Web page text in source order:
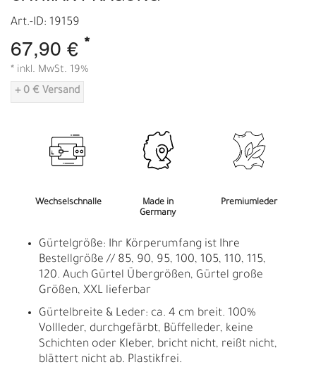
Art.-ID: 19159
67,90 € *
* inkl. MwSt. 19%
+ 0 € Versand
Wechselschnalle
Made in
Germany
Premiumleder
Gürtelgröße: Ihr Körperumfang ist Ihre
Bestellgröße // 85, 90, 95, 100, 105, 110, 115,
120. Auch Gürtel Übergrößen, Gürtel große
Größen, XXL lieferbar
Gürtelbreite & Leder: ca. 4 cm breit. 100%
Vollleder, durchgefärbt, Büffelleder, keine
Schichten oder Kleber, bricht nicht, reißt nicht,
blättert nicht ab. Plastikfrei.